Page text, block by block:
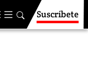
Suscríbete